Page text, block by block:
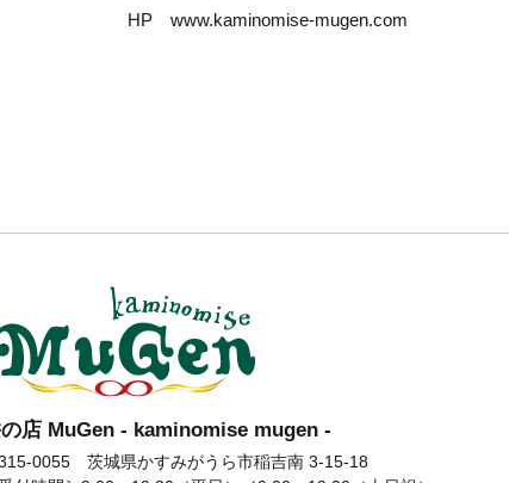
HP www.kaminomise-mugen.com
髪の店 MuGen
店 MuGen - kaminomise mugen -
0055 茨城県かすみがうら市稲吉南 3-15-18